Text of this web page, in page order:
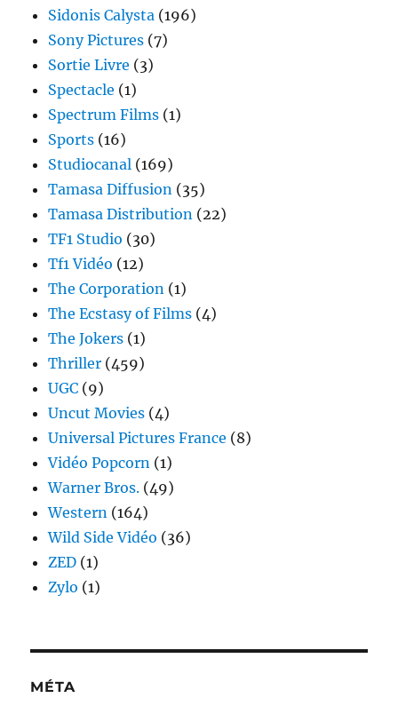
Sidonis Calysta (196)
Sony Pictures (7)
Sortie Livre (3)
Spectacle (1)
Spectrum Films (1)
Sports (16)
Studiocanal (169)
Tamasa Diffusion (35)
Tamasa Distribution (22)
TF1 Studio (30)
Tf1 Vidéo (12)
The Corporation (1)
The Ecstasy of Films (4)
The Jokers (1)
Thriller (459)
UGC (9)
Uncut Movies (4)
Universal Pictures France (8)
Vidéo Popcorn (1)
Warner Bros. (49)
Western (164)
Wild Side Vidéo (36)
ZED (1)
Zylo (1)
MÉTA